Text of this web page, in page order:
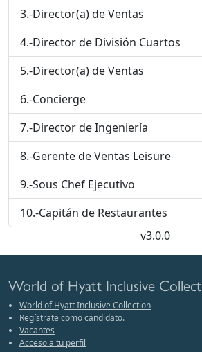
3.-Director(a) de Ventas
4.-Director de División Cuartos
5.-Director(a) de Ventas
6.-Concierge
7.-Director de Ingeniería
8.-Gerente de Ventas Leisure
9.-Sous Chef Ejecutivo
10.-Capitán de Restaurantes
v3.0.0
World of Hyatt Inclusive
World of Hyatt Inclusive Collection
Regístrate como candidato.
Vacantes
Acceso a tu perfil